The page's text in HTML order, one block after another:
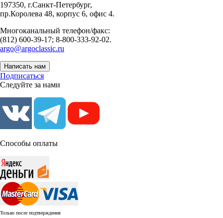
197350, г.Санкт-Петербург,
пр.Королева 48, корпус 6, офис 4.
Многоканальный телефон/факс:
(812) 600-39-17; 8-800-333-92-02.
argo@argoclassic.ru
Написать нам
Подписаться
Следуйте за нами
Способы оплаты
Только после подтверждения